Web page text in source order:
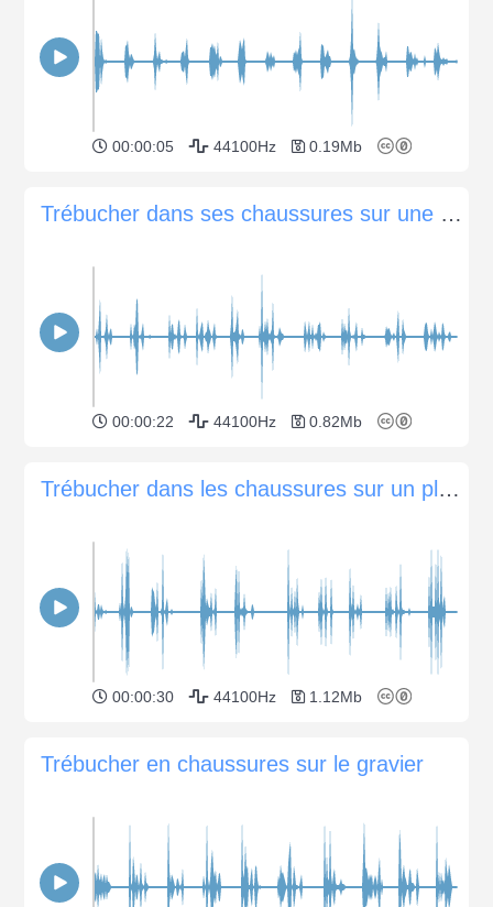
00:00:05 44100Hz 0.19Mb
Trébucher dans ses chaussures sur une piste granuleuse
00:00:22 44100Hz 0.82Mb
Trébucher dans les chaussures sur un plancher en bois
00:00:30 44100Hz 1.12Mb
Trébucher en chaussures sur le gravier